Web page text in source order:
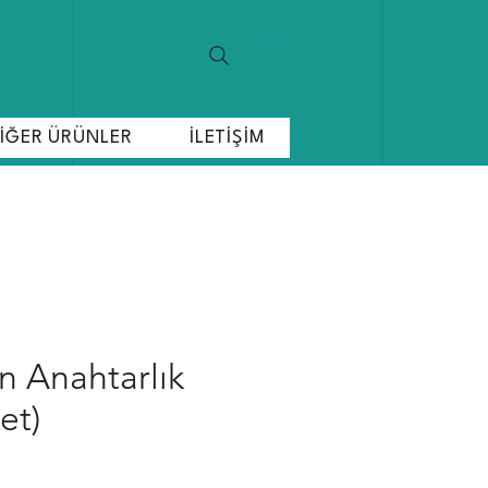
ÜRÜNLER İLETİŞİM
Anahtarlık